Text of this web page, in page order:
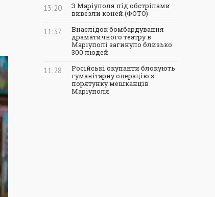
13:20
З Маріуполя під обстрілами
вивезли коней (ФОТО)
11:37
Внаслідок бомбардування
драматичного театру в
Маріуполі загинуло близько
300 людей
11:28
Російські окупанти блокують
гуманітарну операцію з
порятунку мешканців
Маріуполя